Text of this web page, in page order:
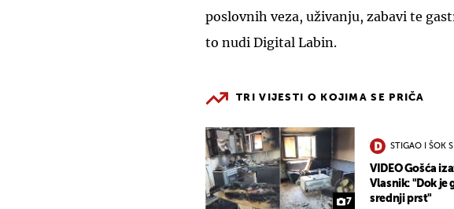
poslovnih veza, uživanju, zabavi te
to nudi Digital Labin.
TRI VIJESTI O KOJIMA SE PRIČA
7
STIGAO I ŠOK
VIDEO Gošća
Vlasnik: "Dok je
srednji prst"